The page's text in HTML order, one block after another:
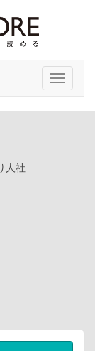
Toggle
人社